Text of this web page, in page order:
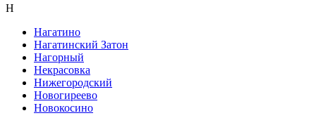
Н
Нагатино
Нагатинский Затон
Нагорный
Некрасовка
Нижегородский
Новогиреево
Новокосино